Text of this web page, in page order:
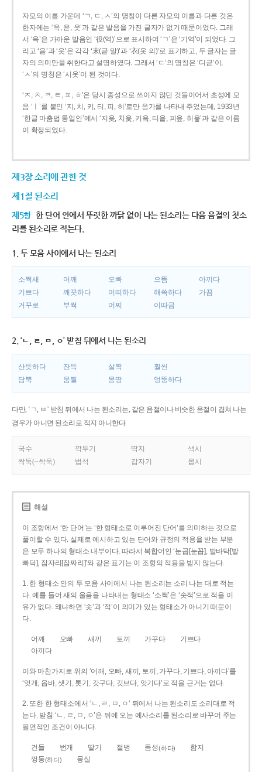
자모의 이름 가운데 ‘ㄱ, ㄷ, ㅅ’의 명칭이 다른 자모의 이름과 다른 것은
한자에는 ‘윽, 읃, 읏’과 같은 발음을 가진 글자가 없기 때문이었다. 그래
서 ‘윽’은 가까운 발음인 ‘役(역)’으로 표시하여 ‘ㄱ’은 ‘기역’이 되었다. 그
리고 ‘읃’과 ‘읏’은 각각 ‘末(귿 말)’과 ‘衣(옷 의)’로 표기하고, 두 글자는 글
자의 의미만을 취한다고 설명하였다. 그래서 ‘ㄷ’의 명칭은 ‘디귿’이,
‘ㅅ’의 명칭은 ‘시옷’이 된 것이다.
‘ㅈ, ㅊ, ㅋ, ㅌ, ㅍ, ㅎ’은 당시 종성으로 쓰이지 않던 것들이어서 초성에 모
음 ‘ㅣ’를 붙인 ‘지, 치, 키, 티, 피, 히’로만 음가를 나타내 주었는데, 1933년
‘한글 마춤법 통일안’에서 ‘지읒, 치읓, 키읔, 티읕, 피읖, 히읗’과 같은 이름
이 확정되었다.
제3장 소리에 관한 것
제1절 된소리
제5항 한 단어 안에서 뚜렷한 까닭 없이 나는 된소리는 다음 음절의 첫소
리를 된소리로 적는다.
1. 두 모음 사이에서 나는 된소리
소쩍새 어깨 오빠 으뜸
아끼다
기쁘다
깨끗하다 어떠하다 해쓱하다
가끔
거꾸로
부썩 어찌 이따금
2. ‘ㄴ, ㄹ, ㅁ, ㅇ’ 받침 뒤에서 나는 된소리
산뜻하다 잔뜩 살짝
훨씬
담뿍
움찔 몽땅 엉뚱하다
다만, ‘ㄱ, ㅂ’ 받침 뒤에서 나는 된소리는, 같은 음절이나 비슷한 음절이 겹쳐 나는
경우가 아니면 된소리로 적지 아니한다.
국수 깍두기 딱지
색시
싹둑(~싹둑)
법석 갑자기 몹시
해설
이 조항에서 ‘한 단어’는 ‘한 형태소로 이루어진 단어’를 의미하는 것으로
풀이할 수 있다. 실제로 예시하고 있는 단어와 규정의 적용을 받는 부분
은 모두 하나의 형태소 내부이다. 따라서 복합어인 ‘눈곱[눈꼽], 발바닥[발
빠닥], 잠자리[잠짜리]’와 같은 표기는 이 조항의 적용을 받지 않는다.
1. 한 형태소 안의 두 모음 사이에서 나는 된소리는 소리 나는 대로 적는
다. 예를 들어 새의 울음을 나타내는 형태소 ‘소쩍’은 ‘솟적’으로 적을 이
유가 없다. 왜냐하면 ‘솟’과 ‘적’이 의미가 있는 형태소가 아니기 때문이
다.
어깨 오빠 새끼 토끼 가꾸다
기쁘다
아끼다
이와 마찬가지로 위의 ‘어깨, 오빠, 새끼, 토끼, 가꾸다, 기쁘다, 아끼다’를
‘엇개, 옵바, 샛기, 톳기, 갓구다, 깃브다, 앗기다’로 적을 근거는 없다.
2. 또한 한 형태소에서 ‘ㄴ, ㄹ, ㅁ, ㅇ’ 뒤에서 나는 된소리도 소리대로 적
는다. 받침 ‘ㄴ, ㄹ, ㅁ, ㅇ’은 뒤에 오는 예사소리를 된소리로 바꾸어 주는
필연적인 조건이 아니다.
건들 번개 딸기 절벙 듬성(하다)
함지
껑둥(하다) 뭉실